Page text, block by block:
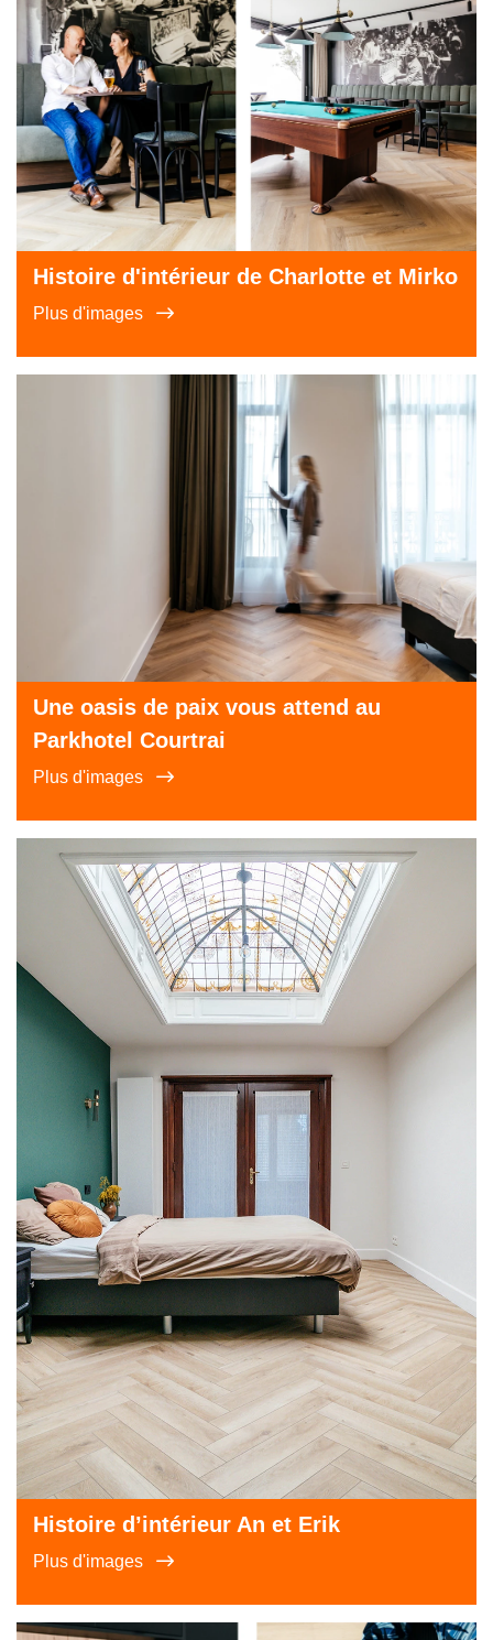
Histoire d'intérieur de Charlotte et Mirko
Plus d'images
Une oasis de paix vous attend au
Parkhotel Courtrai
Plus d'images
Histoire d’intérieur An et Erik
Plus d'images